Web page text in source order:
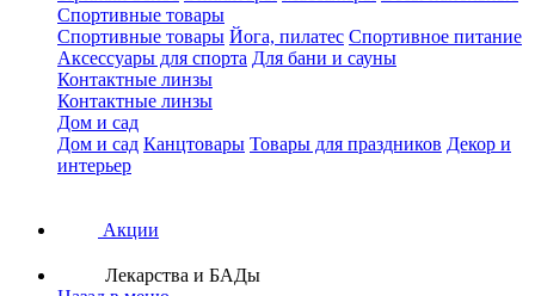
Спортивные товары
Спортивные товары Йога, пилатес Спортивное питание
Аксессуары для спорта Для бани и сауны
Контактные линзы
Контактные линзы
Дом и сад
Дом и сад Канцтовары Товары для праздников Декор и
интерьер
Акции
Лекарства и БАДы